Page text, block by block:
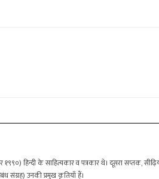
हिन्दी के साहित्यकार व पत्रकार थे। दूसरा सप्तक,
संग्रह) उनकी प्रमुख कृतियाँ हैं।